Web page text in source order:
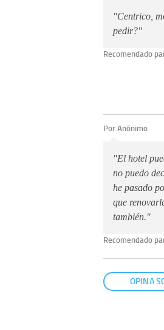
"Centrico,
pedir?"
Recomendado
Por Anónimo
"El hotel
no puedo
he pasado
que
también."
Recomendado
OPINA